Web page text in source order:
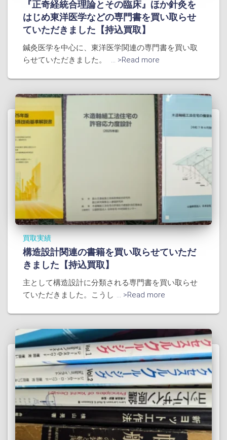
『正奇経統合理論とその臨床』ほか針灸を
はじめ東洋医学などの専門書を買い取らせ
ていただきました【持込買取】
鍼灸医学を中心に、東洋医学関連の専門書を買い取
らせていただきました。
... >Read more
買取実績
構造設計関連の書籍を買い取らせていただ
きました【持込買取】
主として構造設計に分類される専門書を買い取らせ
ていただきました。こうし ... >Read more